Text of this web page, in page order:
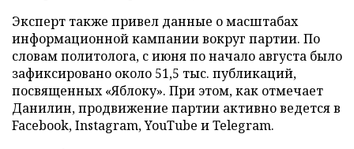
Эксперт также привел данные о масштабах
информационной кампании вокруг партии. По
словам политолога, с июня по начало августа было
зафиксировано около 51,5 тыс. публикаций,
посвященных «Яблоку». При этом, как отмечает
Данилин, продвижение партии активно ведется в
Facebook, Instagram, YouTube и Telegram.